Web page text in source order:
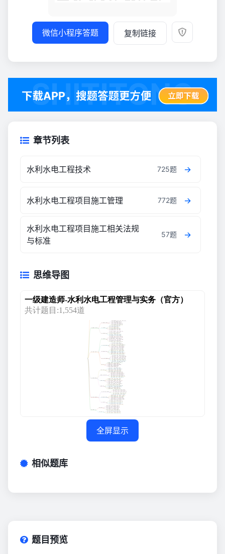
微信小程序答题 复制链接
章节列表
水利水电工程技术 725题
水利水电工程项目施工管理 772题
水利水电工程项目施工相关法规
与标准
57题
思维导图
全屏显示
相似题库
题目预览